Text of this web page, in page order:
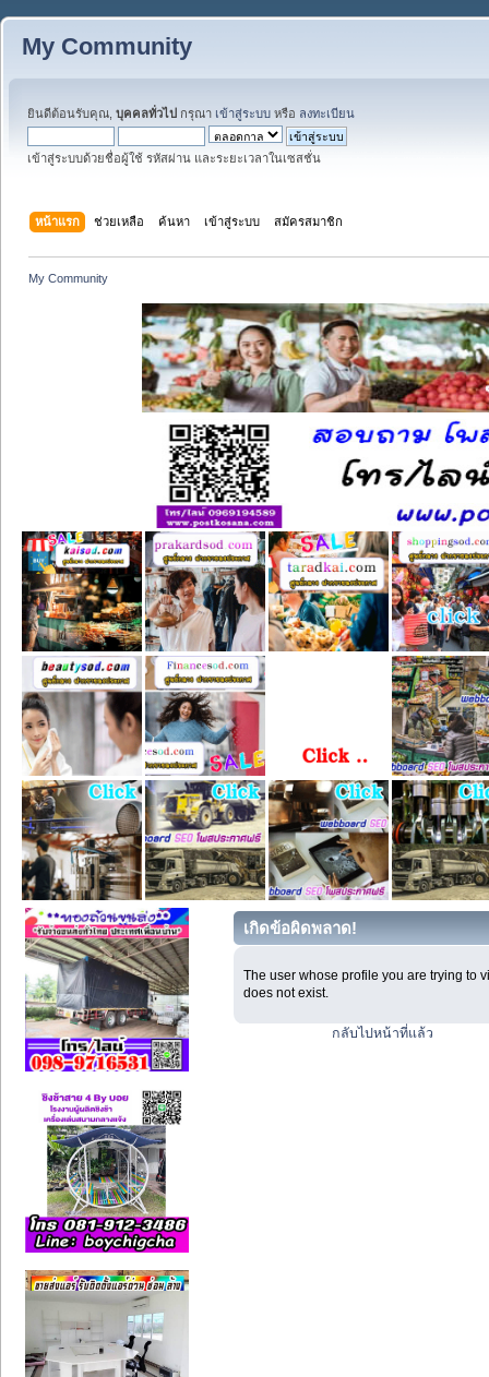
My Community
ยินดีต้อนรับคุณ, บุคคลทั่วไป กรุณา เข้าสู่ระบบ หรือ ลงทะเบียน
เข้าสู่ระบบด้วยชื่อผู้ใช้ รหัสผ่าน และระยะเวลาในเซสชั่น
หน้าแรก ช่วยเหลือ ค้นหา เข้าสู่ระบบ สมัครสมาชิก
My Community
เกิดข้อผิดพลาด!
The user whose profile you are trying to
does not exist.
กลับไปหน้าที่แล้ว